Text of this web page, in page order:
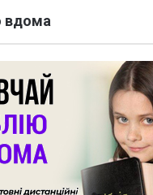
вдома